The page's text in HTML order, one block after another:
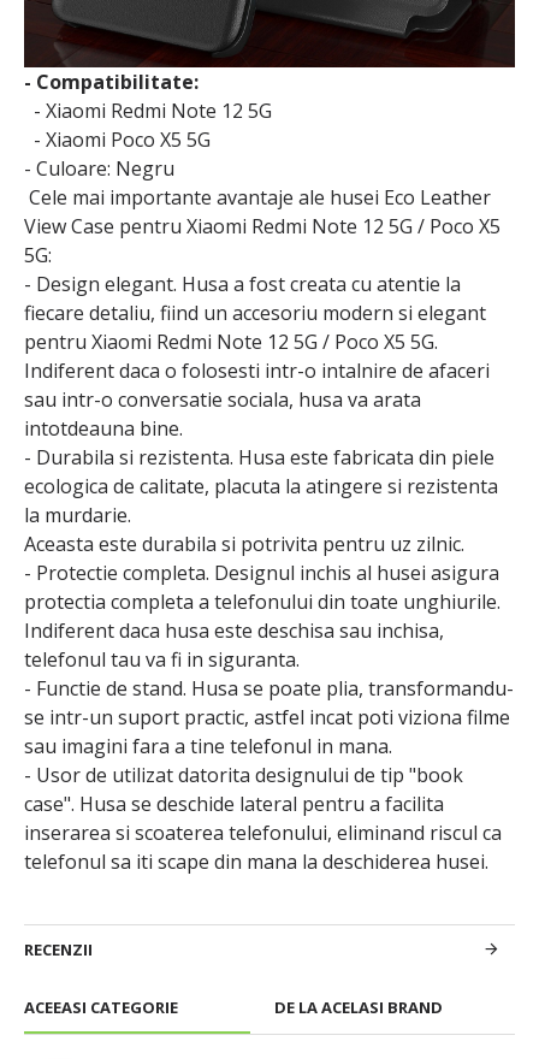
ACEEASI CATEGORIE DE LA ACELASI BRAND
- Compatibilitate:
- Xiaomi Redmi Note 12 5G
- Xiaomi Poco X5 5G
- Culoare: Negru
Cele mai importante avantaje ale husei Eco Leather
View Case pentru Xiaomi Redmi Note 12 5G / Poco X5
5G:
- Design elegant. Husa a fost creata cu atentie la
fiecare detaliu, fiind un accesoriu modern si elegant
pentru Xiaomi Redmi Note 12 5G / Poco X5 5G.
Indiferent daca o folosesti intr-o intalnire de afaceri
sau intr-o conversatie sociala, husa va arata
intotdeauna bine.
- Durabila si rezistenta. Husa este fabricata din piele
ecologica de calitate, placuta la atingere si rezistenta
la murdarie.
Aceasta este durabila si potrivita pentru uz zilnic.
- Protectie completa. Designul inchis al husei asigura
protectia completa a telefonului din toate unghiurile.
Indiferent daca husa este deschisa sau inchisa,
telefonul tau va fi in siguranta.
- Functie de stand. Husa se poate plia, transformandu-
se intr-un suport practic, astfel incat poti viziona filme
sau imagini fara a tine telefonul in mana.
- Usor de utilizat datorita designului de tip "book
case". Husa se deschide lateral pentru a facilita
inserarea si scoaterea telefonului, eliminand riscul ca
telefonul sa iti scape din mana la deschiderea husei.
RECENZII